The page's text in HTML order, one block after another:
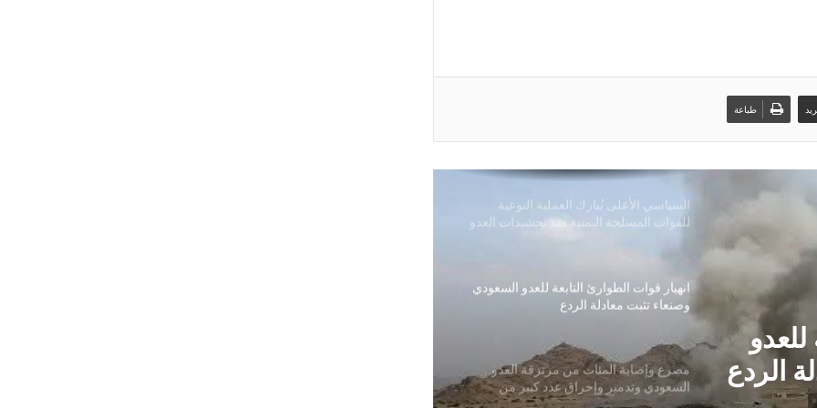
طباعة
عدد
انهيار قوات الطوارئ التابعة للعدو السعودي
وصنعاء تثبت معادلة الردع
مصرع وإصابة المئات من مرتزقة العدو
السعودي وتدمير وإحراق عدد كبير من
ساعة